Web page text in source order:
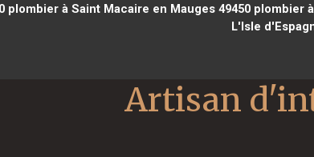
plombier à Saint Macaire en Mauges 49450plombier à
L'Isle
Artisan